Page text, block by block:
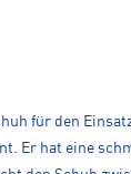
für den
Er hat eine